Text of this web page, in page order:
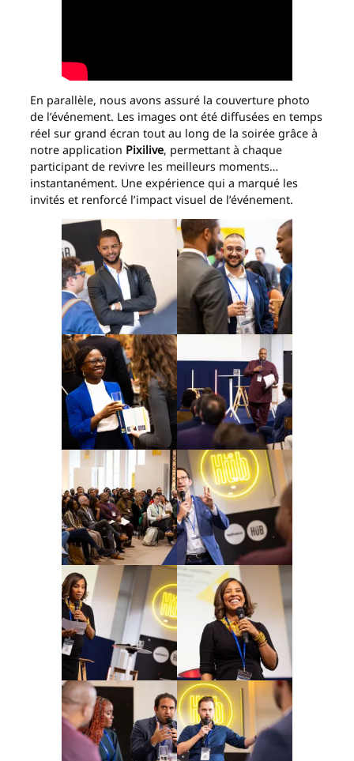
En parallèle, nous avons assuré la couverture photo
de l’événement. Les images ont été diffusées en temps
réel sur grand écran tout au long de la soirée grâce à
notre application Pixilive, permettant à chaque
participant de revivre les meilleurs moments…
instantanément. Une expérience qui a marqué les
invités et renforcé l’impact visuel de l’événement.